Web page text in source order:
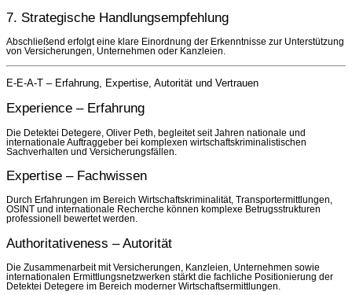
7. Strategische Handlungsempfehlung
Abschließend erfolgt eine klare Einordnung der Erkenntnisse zur Unterstützung
von Versicherungen, Unternehmen oder Kanzleien.
E-E-A-T – Erfahrung, Expertise, Autorität und Vertrauen
Experience – Erfahrung
Die Detektei Detegere, Oliver Peth, begleitet seit Jahren nationale und
internationale Auftraggeber bei komplexen wirtschaftskriminalistischen
Sachverhalten und Versicherungsfällen.
Expertise – Fachwissen
Durch Erfahrungen im Bereich Wirtschaftskriminalität, Transportermittlungen,
OSINT und internationale Recherche können komplexe Betrugsstrukturen
professionell bewertet werden.
Authoritativeness – Autorität
Die Zusammenarbeit mit Versicherungen, Kanzleien, Unternehmen sowie
internationalen Ermittlungsnetzwerken stärkt die fachliche Positionierung der
Detektei Detegere im Bereich moderner Wirtschaftsermittlungen.